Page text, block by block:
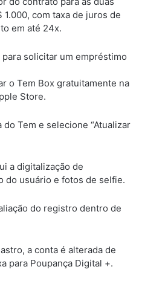
com taxa de juros de
em até 24x.
solicitar um empréstimo
o Tem Box gratuitamente na
Store.
Tem e selecione “Atualizar
a digitalização de
do usuário e fotos de selfie.
do registro dentro de
a conta é alterada de
para Poupança Digital +.